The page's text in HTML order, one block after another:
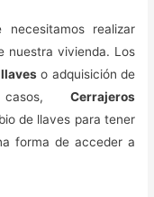
realizar
nuestra vivienda. Los
o adquisición de
Cerrajeros
de llaves para tener
forma de acceder a